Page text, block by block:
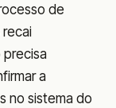
de
precisa
a
no sistema do